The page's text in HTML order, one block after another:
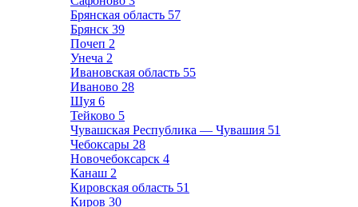
Брянская область 57
Брянск 39
Почеп 2
Унеча 2
Ивановская область 55
Иваново 28
Шуя 6
Тейково 5
Чувашская Республика — Чувашия 51
Чебоксары 28
Новочебоксарск 4
Канаш 2
Кировская область 51
Киров 30